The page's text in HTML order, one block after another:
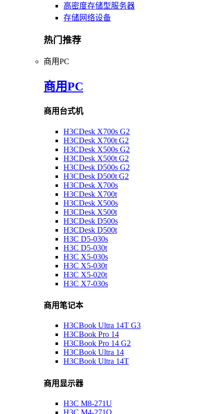
高密度存储型服务器
存储网络设备
热门推荐
商用PC
商用PC
商用台式机
H3CDesk X700s G2
H3CDesk X700t G2
H3CDesk X500s G2
H3CDesk X500t G2
H3CDesk D500s G2
H3CDesk D500t G2
H3CDesk X700s
H3CDesk X700t
H3CDesk X500s
H3CDesk X500t
H3CDesk D500s
H3CDesk D500t
H3C D5-030s
H3C D5-030t
H3C X5-030s
H3C X5-030t
H3C X5-020t
H3C X7-030s
商用笔记本
H3CBook Ultra 14T G3
H3CBook Pro 14
H3CBook Pro 14 G2
H3CBook Ultra 14
H3CBook Ultra 14T
商用显示器
H3C M8-271U
H3C M4-271Q